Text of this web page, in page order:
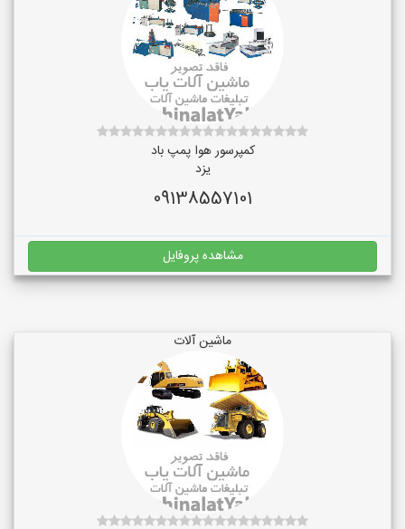
کمپرسور هوا پمپ باد
یزد
09138557101
مشاهده پروفایل
ماشین آلات